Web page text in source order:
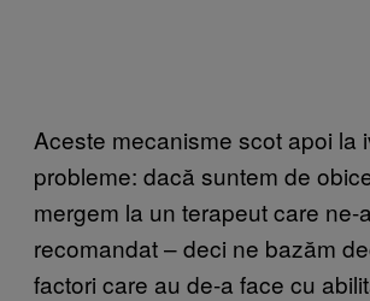
Aceste mecanisme scot apoi la
probleme: dacă suntem de
mergem la un terapeut care ne-
recomandat – deci ne bazăm
factori care au de-a face cu